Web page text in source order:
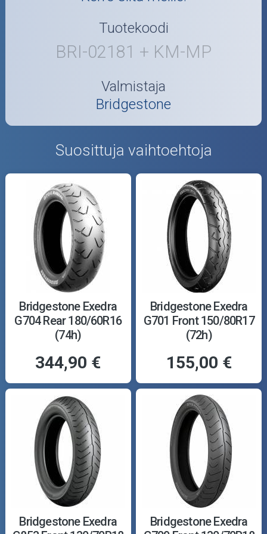
Tuotekoodi
BRI-02181 + KM-MP
Valmistaja
Bridgestone
Suosittuja vaihtoehtoja
Bridgestone Exedra
G704 Rear 180/60R16
(74h)
344,90 €
Bridgestone Exedra
G701 Front 150/80R17
(72h)
155,00 €
Bridgestone Exedra
Bridgestone Exedra